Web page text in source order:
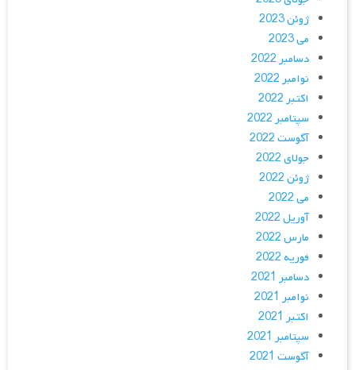
ژوئن 2023
می 2023
دسامبر 2022
نوامبر 2022
اکتبر 2022
سپتامبر 2022
آگوست 2022
جولای 2022
ژوئن 2022
می 2022
آوریل 2022
مارس 2022
فوریه 2022
دسامبر 2021
نوامبر 2021
اکتبر 2021
سپتامبر 2021
آگوست 2021